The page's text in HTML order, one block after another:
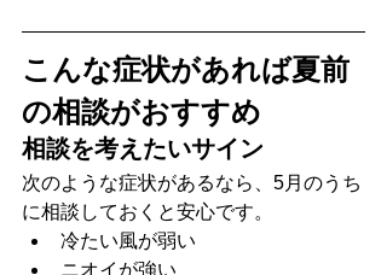
こんな症状があれば夏前
の相談がおすすめ
相談を考えたいサイン
次のような症状があるなら、5月のうち
に相談しておくと安心です。
冷たい風が弱い
ニオイが強い